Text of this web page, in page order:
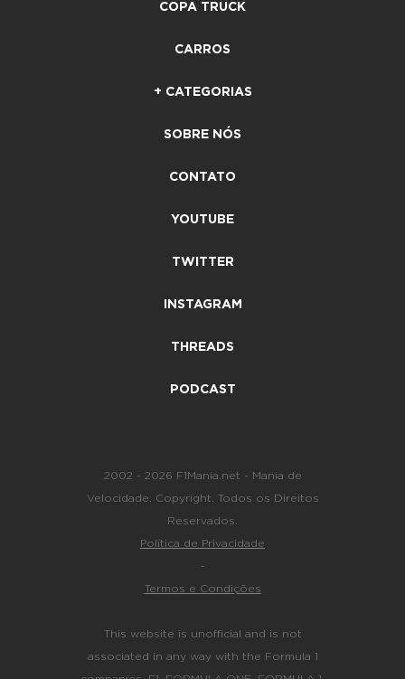
COPA TRUCK
CARROS
+ CATEGORIAS
SOBRE NÓS
CONTATO
YOUTUBE
TWITTER
INSTAGRAM
THREADS
PODCAST
2002 - 2026 F1Mania.net - Mania de
Velocidade. Copyright. Todos os Direitos
Reservados.
Política de Privacidade
-
Termos e Condições
This website is unofficial and is not
associated in any way with the Formula 1